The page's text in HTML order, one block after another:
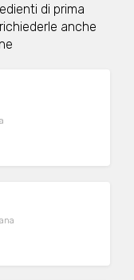
di prima
anche